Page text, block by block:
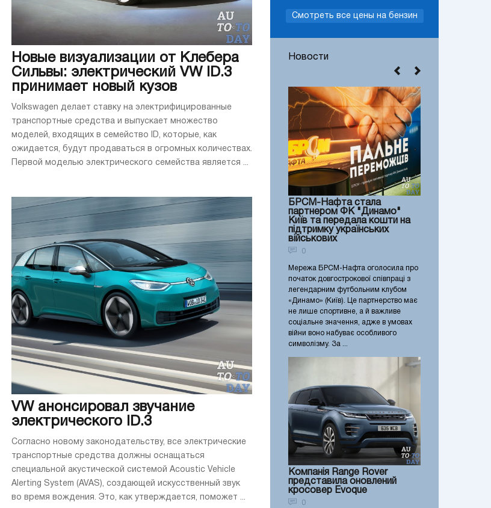
Новые визуализации от Клебера
Сильвы: электрический VW ID.3
принимает новый кузов
Volkswagen делает ставку на электрифицированные
транспортные средства и выпускает множество
моделей, входящих в семейство ID, которые, как
ожидается, будут продаваться в огромных количествах.
Первой моделью электрического семейства является ...
VW анонсировал звучание
электрического ID.3
Согласно новому законодательству, все электрические
транспортные средства должны оснащаться
специальной акустической системой Acoustic Vehicle
Alerting System (AVAS), создающей искусственный звук
во время вождения. Это, как утверждается, поможет ...
Смотреть все цены на бензин
Новости
БРСМ-Нафта стала
партнером ФК "Динамо"
Київ та передала кошти на
підтримку українських
військових
0
Мережа БРСМ-Нафта оголосила про
початок довгострокової співпраці з
легендарним футбольним клубом
«Динамо» (Київ). Це партнерство має
не лише спортивне, а й важливе
соціальне значення, адже в умовах
війни воно набуває особливого
символізму. За ...
Компанія Range Rover
представила оновлений
кросовер Evoque
0